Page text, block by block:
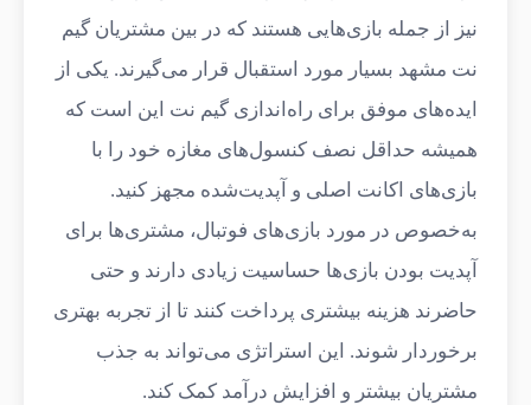
نیز از جمله بازی‌هایی هستند که در بین مشتریان گیم
نت مشهد بسیار مورد استقبال قرار می‌گیرند. یکی از
ایده‌های موفق برای راه‌اندازی گیم نت این است که
همیشه حداقل نصف کنسول‌های مغازه خود را با
بازی‌های اکانت اصلی و آپدیت‌شده مجهز کنید.
به‌خصوص در مورد بازی‌های فوتبال، مشتری‌ها برای
آپدیت بودن بازی‌ها حساسیت زیادی دارند و حتی
حاضرند هزینه بیشتری پرداخت کنند تا از تجربه بهتری
برخوردار شوند. این استراتژی می‌تواند به جذب
مشتریان بیشتر و افزایش درآمد کمک کند.